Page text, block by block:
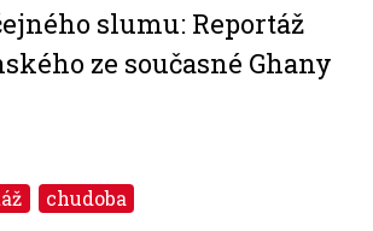
slumu: Reportáž
ze současné Ghany
chudoba